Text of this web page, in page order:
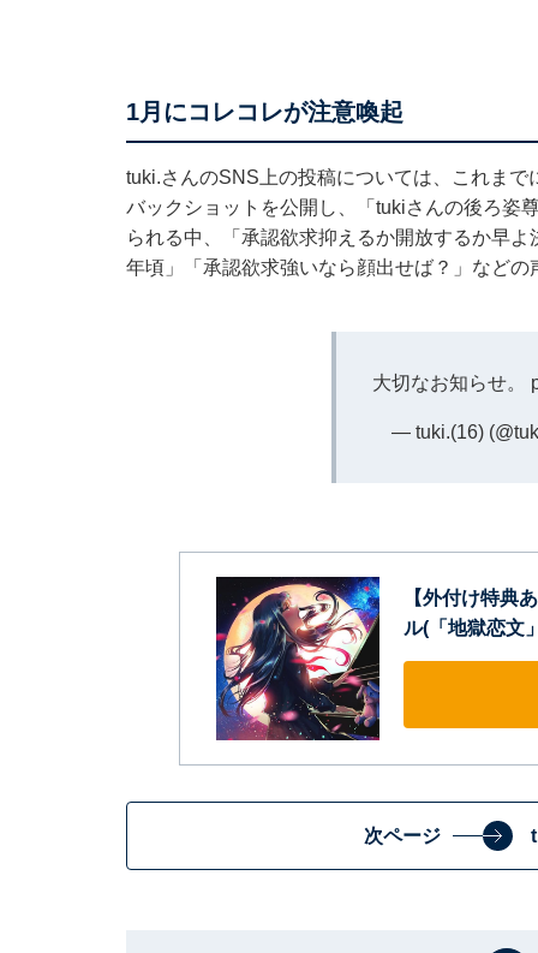
1月にコレコレが注意喚起
tuki.さんのSNS上の投稿については、これま
バックショットを公開し、「tukiさんの後ろ姿
られる中、「承認欲求抑えるか開放するか早
年頃」「承認欲求強いなら顔出せば？」などの
大切なお知らせ。
— tuki.(16)
【外付け特典
ル(「地獄恋文
次ページ